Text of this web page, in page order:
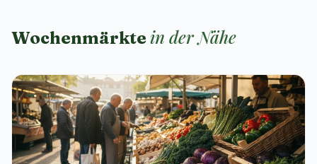
Wochenmärkte in der Nähe